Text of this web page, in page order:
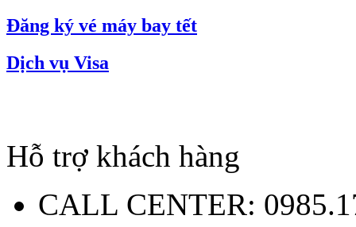
Đăng ký vé máy bay tết
Dịch vụ Visa
Hỗ trợ khách hàng
CALL CENTER: